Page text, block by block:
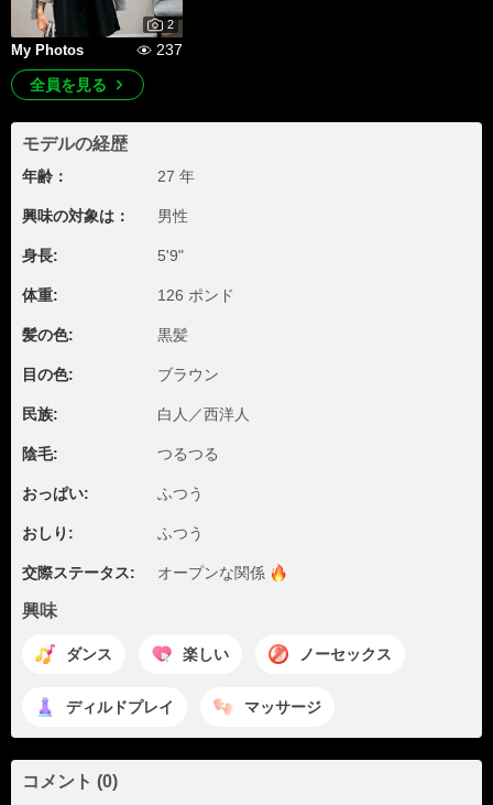
2
My Photos
237
全員を見る
モデルの経歴
年齢： 27 年
興味の対象は： 男性
身長: 5'9"
体重: 126 ポンド
髪の色: 黒髪
目の色: ブラウン
民族: 白人／西洋人
陰毛: つるつる
おっぱい: ふつう
おしり: ふつう
交際ステータス: オープンな関係
興味
ダンス 楽しい ノーセックス
ディルドプレイ マッサージ
コメント (0)